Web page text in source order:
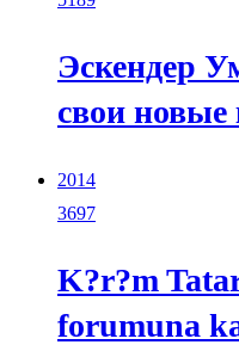
Эскендер
свои новые
2014
3697
K?r?m
forumuna